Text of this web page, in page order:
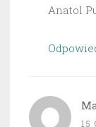
Anatol
15